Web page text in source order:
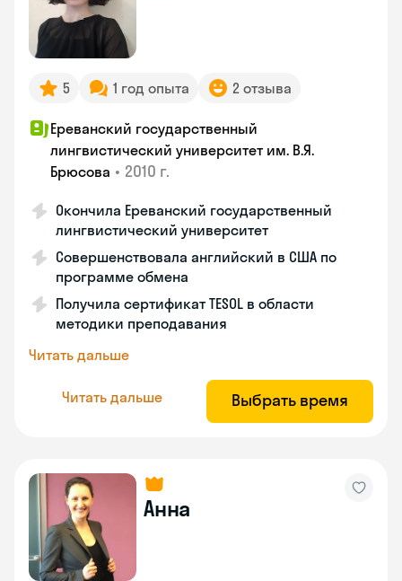
5 1 год опыта 2 отзыва
Ереванский государственный
лингвистический университет им. В.Я.
Брюсова • 2010 г.
Окончила Ереванский государственный
лингвистический университет
Совершенствовала английский в США по
программе обмена
Получила сертификат TESOL в области
методики преподавания
Читать дальше
Читать дальше Выбрать время
Анна